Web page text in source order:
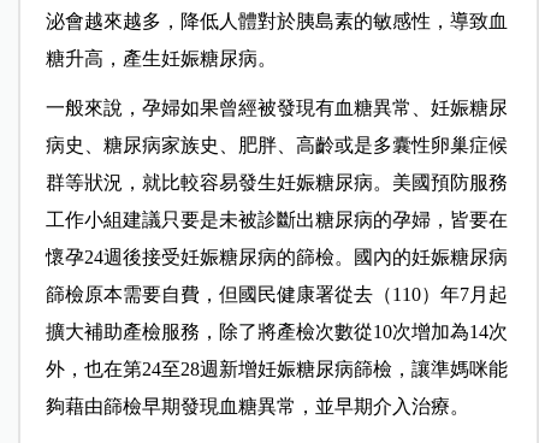
泌會越來越多，降低人體對於胰島素的敏感性，導致血
糖升高，產生妊娠糖尿病。
一般來說，孕婦如果曾經被發現有血糖異常、妊娠糖尿
病史、糖尿病家族史、肥胖、高齡或是多囊性卵巢症候
群等狀況，就比較容易發生妊娠糖尿病。美國預防服務
工作小組建議只要是未被診斷出糖尿病的孕婦，皆要在
懷孕24週後接受妊娠糖尿病的篩檢。國內的妊娠糖尿病
篩檢原本需要自費，但國民健康署從去（110）年7月起
擴大補助產檢服務，除了將產檢次數從10次增加為14次
外，也在第24至28週新增妊娠糖尿病篩檢，讓準媽咪能
夠藉由篩檢早期發現血糖異常，並早期介入治療。